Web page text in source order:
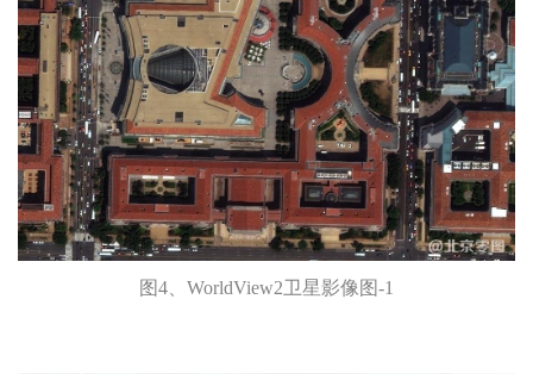
图4、WorldView2卫星影像图-1